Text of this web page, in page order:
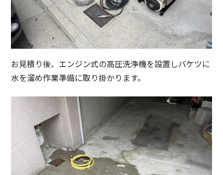
お見積り後、エンジン式の高圧洗浄機を設置しバケツに
水を溜め作業準備に取り掛かります。